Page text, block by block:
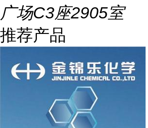
广场C3座2905室
推荐产品